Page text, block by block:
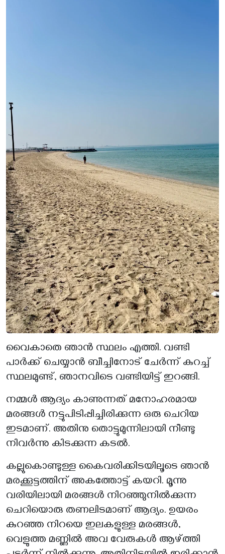
വൈകാതെ ഞാൻ സ്ഥലം എത്തി. വണ്ടി
പാർക്ക് ചെയ്യാൻ ബീച്ചിനോട് ചേർന്ന് കുറച്ച്
സ്ഥലമുണ്ട്, ഞാനവിടെ വണ്ടിയിട്ട് ഇറങ്ങി.
നമ്മൾ ആദ്യം കാണുന്നത് മനോഹരമായ
മരങ്ങൾ നട്ടുപിടിപ്പിച്ചിരിക്കുന്ന ഒരു ചെറിയ
ഇടമാണ്. അതിനു തൊട്ടുമുന്നിലായി നീണ്ടു
നിവർന്നു കിടക്കുന്ന കടൽ.
കല്ലുകൊണ്ടുള്ള കൈവരിക്കിടയിലൂടെ ഞാൻ
മരക്കൂട്ടത്തിന് അകത്തോട്ട് കയറി. മൂന്നു
വരിയിലായി മരങ്ങൾ നിറഞ്ഞുനിൽക്കുന്ന
ചെറിയൊരു തണലിടമാണ് ആദ്യം. ഉയരം
കുറഞ്ഞ നിറയെ ഇലകളുള്ള മരങ്ങൾ,
വെളുത്ത മണ്ണിൽ അവ വേരുകൾ ആഴ്ത്തി